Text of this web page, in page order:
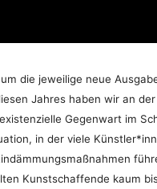
die jeweilige neue
Jahres haben wir an
Gegenwart im
in der viele
Kunstschaffende kaum